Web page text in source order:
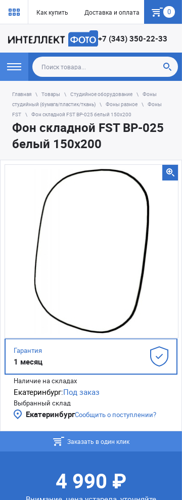
Как купить Доставка и оплата Гарантия
0
+7 (343) 350-22-33
Главная Товары Студийное оборудование
Фоны
студийный (бумага/пластик/ткань)
Фоны разное
Фоны
FST
Фон складной FST BP-025 белый 150х200
Фон складной FST BP-025
белый 150х200
Гарантия
1 месяц
Наличие на складах
Екатеринбург:Под заказ
Выбранный склад
ЕкатеринбургСообщить о поступлении?
Заказать в один клик
4 990 ₽